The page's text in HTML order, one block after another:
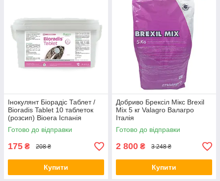
Інокулянт Біорадіс Таблет /
Bioradis Tablet 10 таблеток
(розсип) Bioera Іспанія
Готово до відправки
175 ₴ 208 ₴
Купити
Добриво Брексіл Мікс Brexil
Mix 5 кг Valagro Валагро
Італія
Готово до відправки
2 800 ₴ 3 248 ₴
Купити